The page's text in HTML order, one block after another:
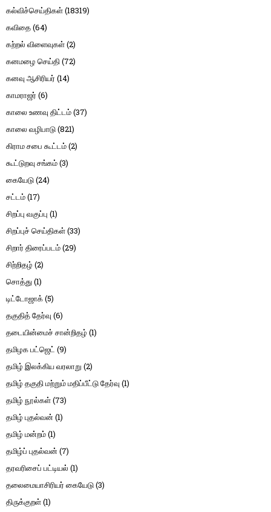
கல்விச்செய்திகள்(18319)
கவிதை(64)
கற்றல் விளைவுகள்(2)
கனமழை செய்தி(72)
கனவு ஆசிரியர் (14)
காமராஜர் (6)
காலை உணவு திட்டம்(37)
காலை வழிபாடு(821)
கிராம சபை கூட்டம்(2)
கூட்டுறவு சங்கம்(3)
கையேடு(24)
சட்டம்(17)
சிறப்பு வகுப்பு (1)
சிறப்புச் செய்திகள்(33)
சிறார் திரைப்படம்(29)
சிற்றிதழ் (2)
சொத்து(1)
டிட்டோஜாக்(5)
தகுதித் தேர்வு (6)
தடையின்மைச் சான்றிதழ் (1)
தமிழக பட்ஜெட் (9)
தமிழ் இலக்கிய வரலாறு (2)
தமிழ் தகுதி மற்றும் மதிப்பீட்டு தேர்வு (1)
தமிழ் நூல்கள்(73)
தமிழ் புதல்வன் (1)
தமிழ் மன்றம்(1)
தமிழ்ப் புதல்வன் (7)
தரவரிசைப் பட்டியல் (1)
தலைமையாசிரியர் கையேடு(3)
திருக்குறள்(1)